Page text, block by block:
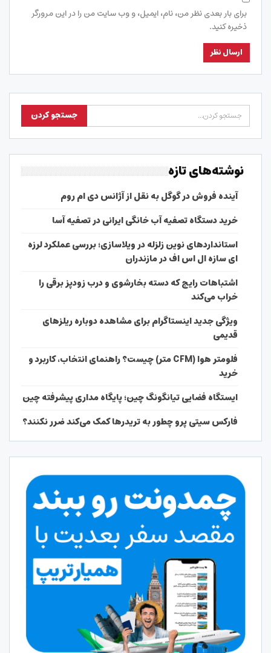
برای بار بعدی نظر من، نام، ایمیل، و وب سایت من را در این مرورگر
ذخیره کنید.
نوشته‌های تازه
آینده فروش در گوگل به نقل از آژانس دی ام روم
خرید دستگاه تصفیه آب خانگی ایرانی در تصفیه آسا
استانداردهای نوین زلزله در ویلاسازی؛ بررسی عملکرد لرزه
ای سازه ال اس اف در مازندران
اشتباهات رایج که دسته بخارشوی و درب زودپز برقی را
خراب می‌کند
ویژگی جدید اینستاگرام برای مشاهده دوباره ریلزهای
قدیمی
فلومتر هوا (CFM متر) چیست؟ راهنمای انتخاب، کاربرد و
خرید
ایستگاه فضایی تیانگونگ چین؛ پایگاه مداری پیشرفته چین
فارکس سیتی پرو چطور به تریدرها کمک می‌کند ضرر نکنند؟